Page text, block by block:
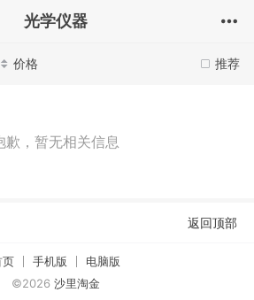
光学仪器
推荐
价格
歉，暂无相关信息
返回顶部
页 手机版
电脑版
©2026 沙里淘金